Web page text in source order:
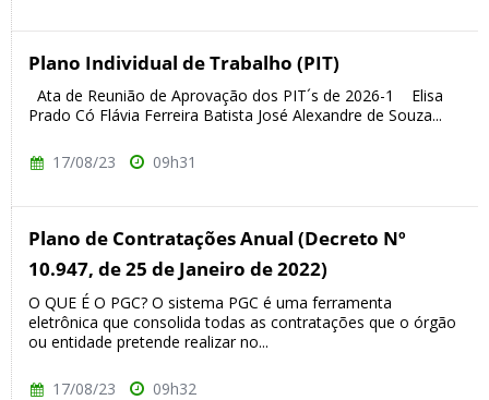
Plano Individual de Trabalho (PIT)
Ata de Reunião de Aprovação dos PIT´s de 2026-1 Elisa
Prado Có Flávia Ferreira Batista José Alexandre de Souza...
17/08/23 09h31
Plano de Contratações Anual (Decreto Nº
10.947, de 25 de Janeiro de 2022)
O QUE É O PGC? O sistema PGC é uma ferramenta
eletrônica que consolida todas as contratações que o órgão
ou entidade pretende realizar no...
17/08/23 09h32